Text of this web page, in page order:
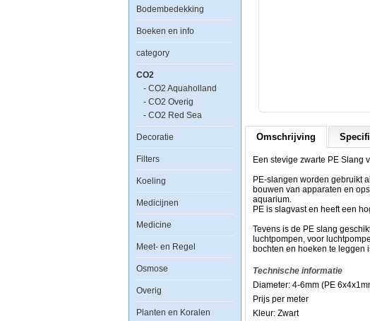
Bodembedekking
Boeken en info
category
CO2
- CO2 Aquaholland
- CO2 Overig
- CO2 Red Sea
Decoratie
Filters
Koeling
Medicijnen
Medicine
Meet- en Regel
Osmose
Overig
Planten en Koralen
stevige
zwarte
PE
Slang
het
verbinden
van
onderdelen
uw
CO2
systeem.
Omschrijving
Een stevige zwarte PE Slang
PE-slangen worden gebruikt
bouwen van apparaten en
aquarium.
PE is slagvast en heeft een
Tevens is de PE slang
luchtpompen, voor
bochten en hoeken te leggen
Technische informatie
Diameter: 4-6mm (PE
Prijs per meter
Kleur: Zwart